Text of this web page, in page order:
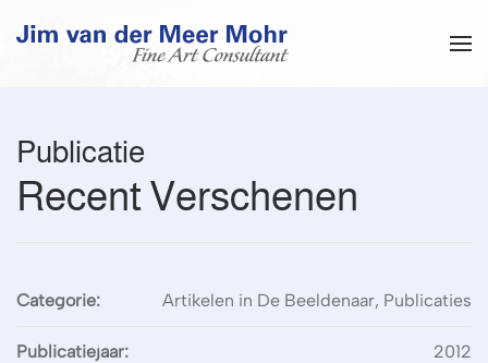
Overslaan en naar de inhoud gaan
Publicatie
Recent Verschenen
Categorie: Artikelen in De Beeldenaar, Publicaties
Publicatiejaar: 2012